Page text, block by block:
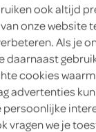
yoghurt
kaas
ook altijd
onze website
Als je
daarnaast
cookies
advertenties
persoonlijke
vragen we je